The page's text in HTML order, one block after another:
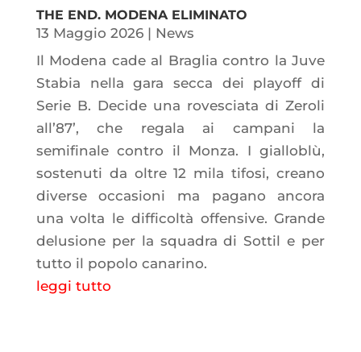
THE END. MODENA ELIMINATO
13 Maggio 2026| News
Il Modena cade al Braglia contro la Juve
Stabia nella gara secca dei playoff di
Serie B. Decide una rovesciata di Zeroli
all’87’, che regala ai campani la
semifinale contro il Monza. I gialloblù,
sostenuti da oltre 12 mila tifosi, creano
diverse occasioni ma pagano ancora
una volta le difficoltà offensive. Grande
delusione per la squadra di Sottil e per
tutto il popolo canarino.
leggi tutto